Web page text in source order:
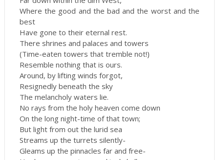
Where the good and the bad and the worst and the
best
Have gone to their eternal rest.
There shrines and palaces and towers
(Time-eaten towers that tremble not!)
Resemble nothing that is ours.
Around, by lifting winds forgot,
Resignedly beneath the sky
The melancholy waters lie.
No rays from the holy heaven come down
On the long night-time of that town;
But light from out the lurid sea
Streams up the turrets silently-
Gleams up the pinnacles far and free-